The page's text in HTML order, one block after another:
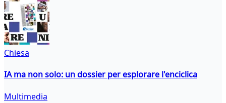
Chiesa
IA ma non solo: un dossier per esplorare l'enciclica
Multimedia